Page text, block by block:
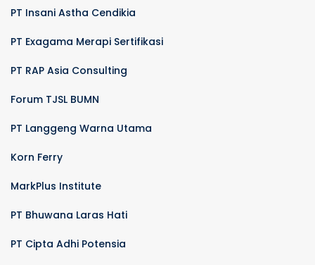
PT Insani Astha Cendikia
PT Exagama Merapi Sertifikasi
PT RAP Asia Consulting
Forum TJSL BUMN
PT Langgeng Warna Utama
Korn Ferry
MarkPlus Institute
PT Bhuwana Laras Hati
PT Cipta Adhi Potensia